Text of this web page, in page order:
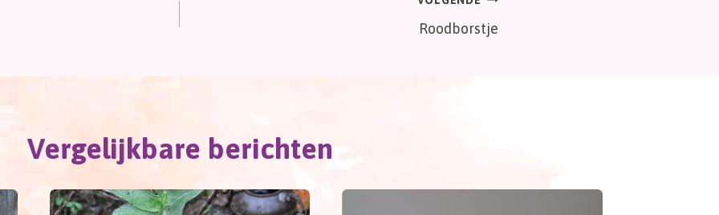
Roodborstje
Vergelijkbare berichten